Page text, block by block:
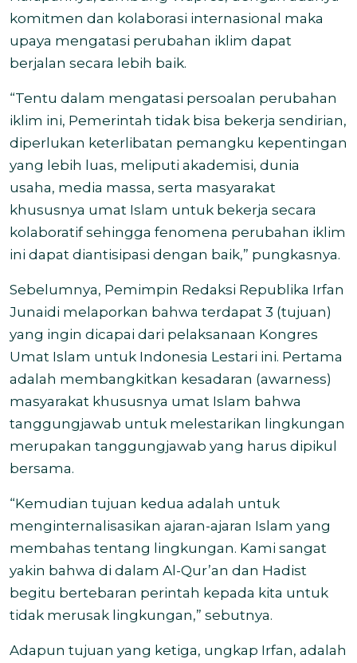
komitmen dan kolaborasi internasional maka
upaya mengatasi perubahan iklim dapat
berjalan secara lebih baik.
“Tentu dalam mengatasi persoalan perubahan
iklim ini, Pemerintah tidak bisa bekerja sendirian,
diperlukan keterlibatan pemangku kepentingan
yang lebih luas, meliputi akademisi, dunia
usaha, media massa, serta masyarakat
khususnya umat Islam untuk bekerja secara
kolaboratif sehingga fenomena perubahan iklim
ini dapat diantisipasi dengan baik,” pungkasnya.
Sebelumnya, Pemimpin Redaksi Republika Irfan
Junaidi melaporkan bahwa terdapat 3 (tujuan)
yang ingin dicapai dari pelaksanaan Kongres
Umat Islam untuk Indonesia Lestari ini. Pertama
adalah membangkitkan kesadaran (awarness)
masyarakat khususnya umat Islam bahwa
tanggungjawab untuk melestarikan lingkungan
merupakan tanggungjawab yang harus dipikul
bersama.
“Kemudian tujuan kedua adalah untuk
menginternalisasikan ajaran-ajaran Islam yang
membahas tentang lingkungan. Kami sangat
yakin bahwa di dalam Al-Qur’an dan Hadist
begitu bertebaran perintah kepada kita untuk
tidak merusak lingkungan,” sebutnya.
Adapun tujuan yang ketiga, ungkap Irfan, adalah